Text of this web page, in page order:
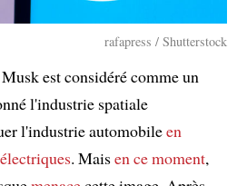
rafapress / Shutterstock
est considéré comme un
l'industrie spatiale
l'industrie automobileen
. Maisen ce moment,